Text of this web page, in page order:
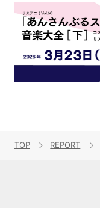
TOP REPORT